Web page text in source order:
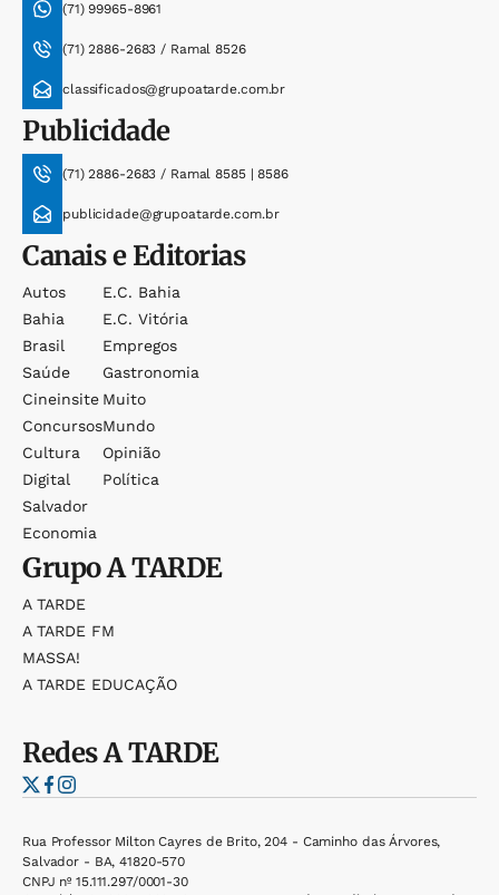
(71) 99965-8961
(71) 2886-2683 / Ramal 8526
classificados@grupoatarde.com.br
Publicidade
(71) 2886-2683 / Ramal 8585 | 8586
publicidade@grupoatarde.com.br
Canais e Editorias
Autos
Bahia
Brasil
Saúde
Cineinsite
Concursos
Cultura
Digital
Salvador
Economia
E.c. Bahia
E.c. Vitória
Empregos
Gastronomia
Muito
Mundo
Opinião
Política
GrupoA TARDE
A TARDE
A TARDE FM
MASSA!
A TARDE EDUCAÇÃO
RedesA TARDE
Rua Professor Milton Cayres de Brito, 204 - Caminho das Árvores,
Salvador - BA, 41820-570
CNPJ nº 15.111.297/0001-30